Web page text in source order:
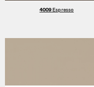
4009Espresso